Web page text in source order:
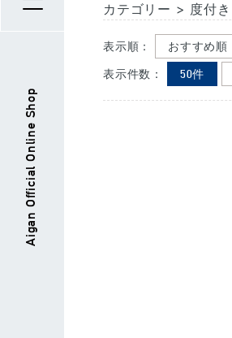
カテゴリー > 度付
表示順： おすすめ順
表示件数： 50件
Aigan Official Online Shop